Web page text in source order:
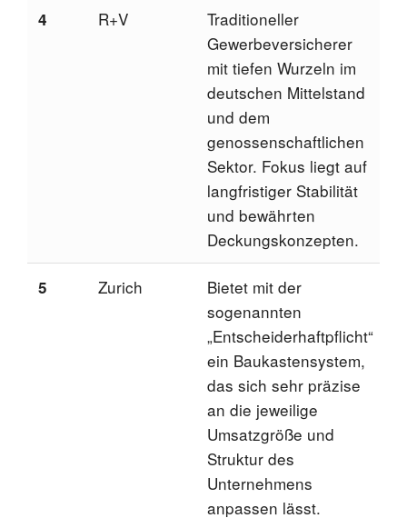
4 R+V
Traditioneller
Gewerbeversicherer
mit tiefen Wurzeln im
deutschen Mittelstand
und dem
genossenschaftlichen
Sektor. Fokus liegt auf
langfristiger Stabilität
und bewährten
Deckungskonzepten.
5 Zurich
Bietet mit der
sogenannten
„Entscheiderhaftpflicht“
ein Baukastensystem,
das sich sehr präzise
an die jeweilige
Umsatzgröße und
Struktur des
Unternehmens
anpassen lässt.